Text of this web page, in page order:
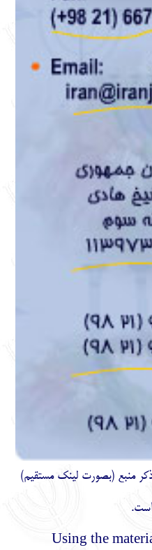
ذكر منبع (بصورت لینک مستقیم)
است.
.Using the